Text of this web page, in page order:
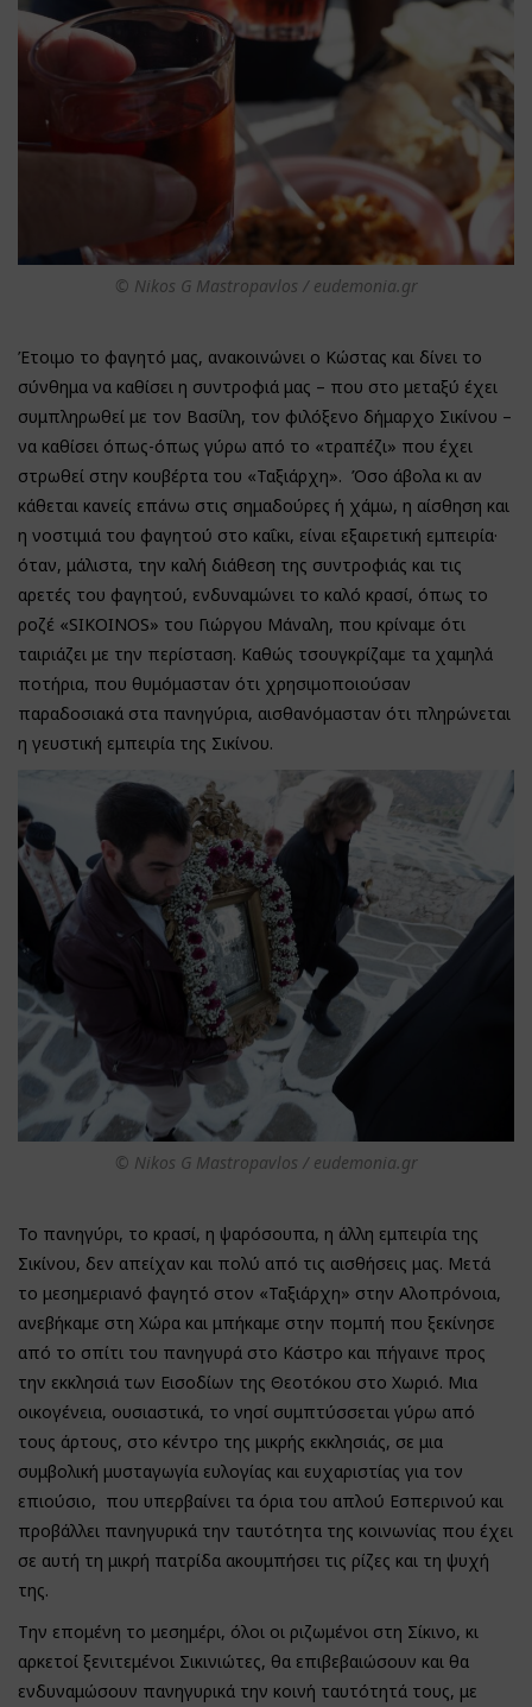
© Nikos G Mastropavlos / eudemonia.gr
Έτοιμο το φαγητό μας, ανακοινώνει ο Κώστας και δίνει το
σύνθημα να καθίσει η συντροφιά μας – που στο μεταξύ έχει
συμπληρωθεί με τον Βασίλη, τον φιλόξενο δήμαρχο Σικίνου –
να καθίσει όπως-όπως γύρω από το «τραπέζι» που έχει
στρωθεί στην κουβέρτα του «Ταξιάρχη». Όσο άβολα κι αν
κάθεται κανείς επάνω στις σημαδούρες ή χάμω, η αίσθηση και
η νοστιμιά του φαγητού στο καΐκι, είναι εξαιρετική εμπειρία·
όταν, μάλιστα, την καλή διάθεση της συντροφιάς και τις
αρετές του φαγητού, ενδυναμώνει το καλό κρασί, όπως το
ροζέ «SIKOINOS» του Γιώργου Μάναλη, που κρίναμε ότι
ταιριάζει με την περίσταση. Καθώς τσουγκρίζαμε τα χαμηλά
ποτήρια, που θυμόμασταν ότι χρησιμοποιούσαν
παραδοσιακά στα πανηγύρια, αισθανόμασταν ότι πληρώνεται
η γευστική εμπειρία της Σικίνου.
© Nikos G Mastropavlos / eudemonia.gr
Το πανηγύρι, το κρασί, η ψαρόσουπα, η άλλη εμπειρία της
Σικίνου, δεν απείχαν και πολύ από τις αισθήσεις μας. Μετά
το μεσημεριανό φαγητό στον «Ταξιάρχη» στην Αλοπρόνοια,
ανεβήκαμε στη Χώρα και μπήκαμε στην πομπή που ξεκίνησε
από το σπίτι του πανηγυρά στο Κάστρο και πήγαινε προς
την εκκλησιά των Εισοδίων της Θεοτόκου στο Χωριό. Μια
οικογένεια, ουσιαστικά, το νησί συμπτύσσεται γύρω από
τους άρτους, στο κέντρο της μικρής εκκλησιάς, σε μια
συμβολική μυσταγωγία ευλογίας και ευχαριστίας για τον
επιούσιο, που υπερβαίνει τα όρια του απλού Εσπερινού και
προβάλλει πανηγυρικά την ταυτότητα της κοινωνίας που έχει
σε αυτή τη μικρή πατρίδα ακουμπήσει τις ρίζες και τη ψυχή
της.
Την επομένη το μεσημέρι, όλοι οι ριζωμένοι στη Σίκινο, κι
αρκετοί ξενιτεμένοι Σικινιώτες, θα επιβεβαιώσουν και θα
ενδυναμώσουν πανηγυρικά την κοινή ταυτότητά τους, με